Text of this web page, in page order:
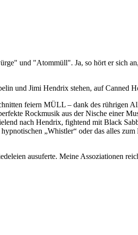
und "Atommüll". Ja, so hört er sich
und Jimi Hendrix stehen, auf Canned
feiern MÜLL – dank des rührigen
Rockmusik aus der Nische einer
nach Hendrix, fightend mit Black
„Whistler“ oder das alles
ausuferte. Meine Assoziationen